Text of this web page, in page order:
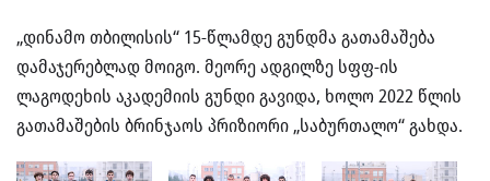
„დინამო თბილისის“ 15-წლამდე გუნდმა გათამაშება
დამაჯერებლად მოიგო. მეორე ადგილზე სფფ-ის
ლაგოდეხის აკადემიის გუნდი გავიდა, ხოლო 2022 წლის
გათამაშების ბრინჯაოს პრიზიორი „საბურთალო“ გახდა.